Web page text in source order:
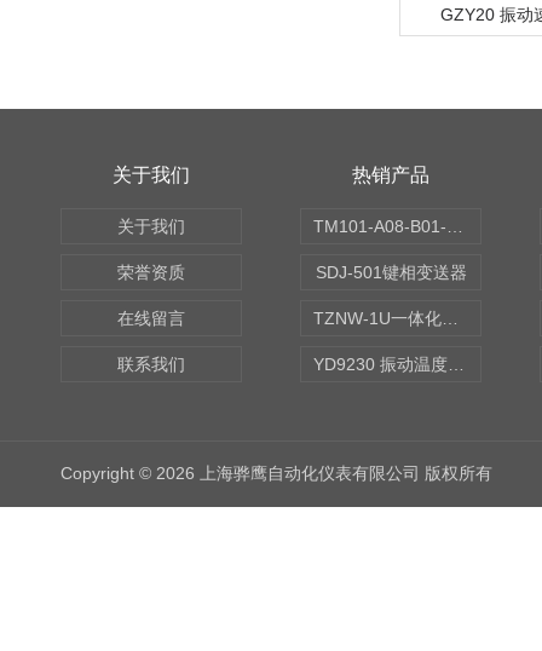
GZY20 振动
关于我们
关于我们
荣誉资质
在线留言
联系我们
热销产品
SDJ-501键相变送器
Copyright © 2026 上海骅鹰自动化仪表有限公司 版权所有